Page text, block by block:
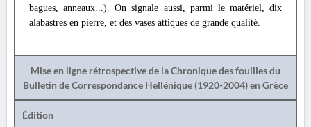
bagues, anneaux...). On signale aussi, parmi le matériel, dix
alabastres en pierre, et des vases attiques de grande qualité.
Mise en ligne rétrospective de la Chronique des fouilles du
Bulletin de Correspondance Hellénique (1920-2004) en Grèce
Édition